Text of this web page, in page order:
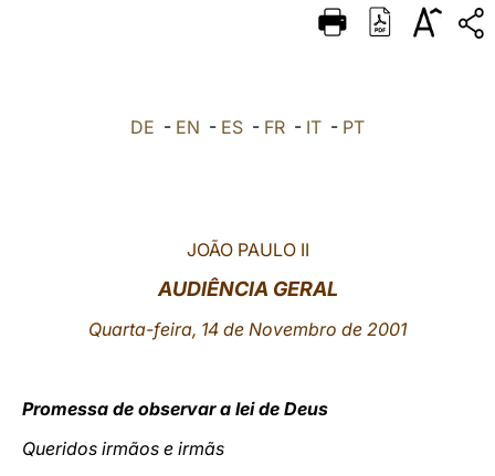
DEUTSCH
العربيّة DE - EN - ES - FR - IT - PT
JOÃO PAULO II
AUDIÊNCIA GERAL
Quarta-feira, 14 de Novembro de 2001
Promessa de observar a lei de Deus
Queridos irmãos e irmãs